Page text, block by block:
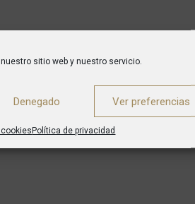
sitio web y nuestro servicio.
Denegado Ver preferencias
Política de privacidad